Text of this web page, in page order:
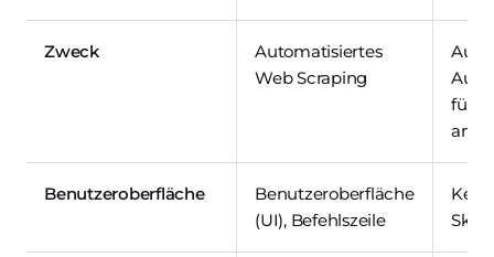
Zweck
Automatisiertes
Web Scraping
für
Benutzeroberfläche
Benutzeroberfläche
(UI), Befehlszeile
Kein